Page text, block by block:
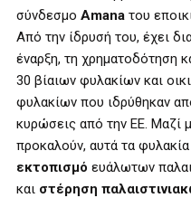
σύνδεσμο Amana του
Από την ίδρυσή του, έχει
έναρξη, τη χρηματοδότηση
30 βίαιων φυλακίων και
φυλακίων που ιδρύθηκαν
κυρώσεις από την ΕΕ. Μαζί
προκαλούν, αυτά τα
εκτοπισμό ευάλωτων
και στέρηση